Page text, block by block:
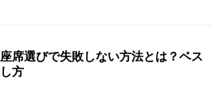
席選びで失敗しない方法とは？ベス
方